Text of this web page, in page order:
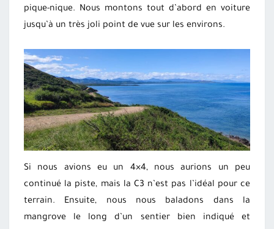
pique-nique. Nous montons tout d’abord en voiture
jusqu’à un très joli point de vue sur les environs.
Si nous avions eu un 4×4, nous aurions un peu
continué la piste, mais la C3 n’est pas l’idéal pour ce
terrain. Ensuite, nous nous baladons dans la
mangrove le long d’un sentier bien indiqué et